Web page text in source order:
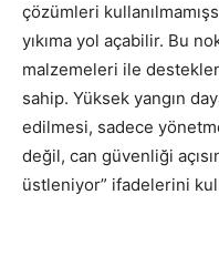
çözümleri
yıkıma yol açabilir. Bu
malzemeleri ile
sahip. Yüksek yangın
edilmesi, sadece
değil, can güvenliği
üstleniyor” ifadelerini